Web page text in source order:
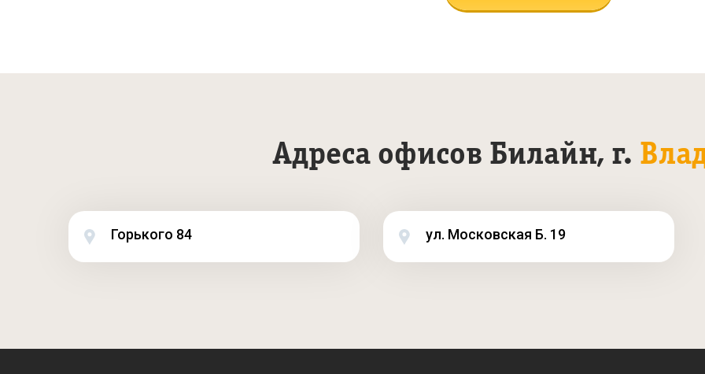
Адреса офисов Билайн, г.
Горького 84 ул. Московская Б. 19